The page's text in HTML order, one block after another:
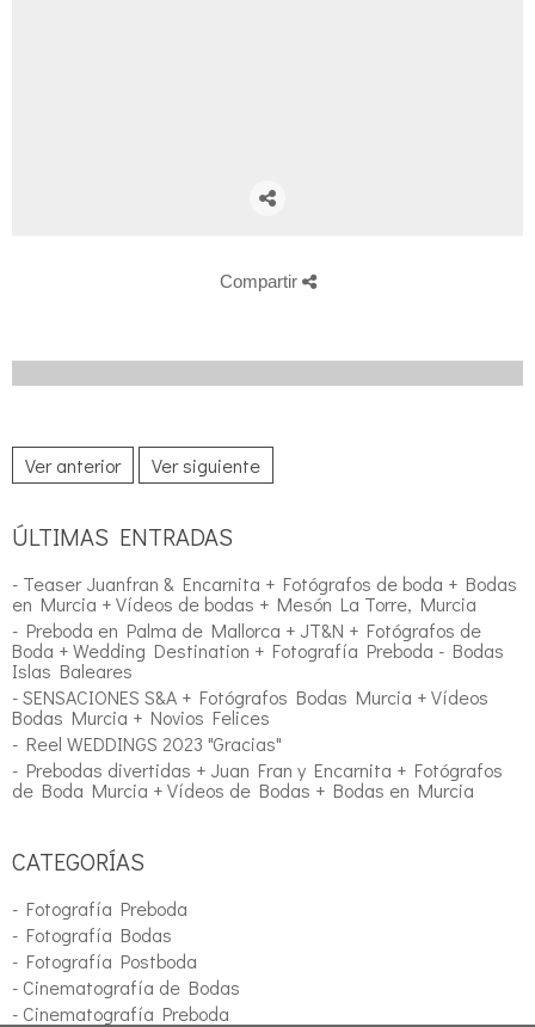
Compartir
Ver anterior Ver siguiente
ÚLTIMAS ENTRADAS
- Teaser Juanfran & Encarnita + Fotógrafos de boda + Bodas
en Murcia + Vídeos de bodas + Mesón La Torre, Murcia
- Preboda en Palma de Mallorca + JT&N + Fotógrafos de
Boda + Wedding Destination + Fotografía Preboda - Bodas
Islas Baleares
- SENSACIONES S&A + Fotógrafos Bodas Murcia + Vídeos
Bodas Murcia + Novios Felices
- Reel WEDDINGS 2023 "Gracias"
- Prebodas divertidas + Juan Fran y Encarnita + Fotógrafos
de Boda Murcia + Vídeos de Bodas + Bodas en Murcia
CATEGORÍAS
- Fotografía Preboda
- Fotografía Bodas
- Fotografía Postboda
- Cinematografía de Bodas
- Cinematografía Preboda